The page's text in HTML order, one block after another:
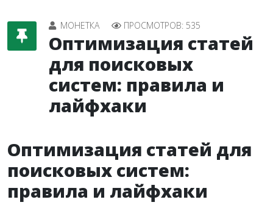
МОНЕТКА ПРОСМОТРОВ: 535
Оптимизация статей
для поисковых
систем: правила и
лайфхаки
Оптимизация статей для
поисковых систем:
правила и лайфхаки